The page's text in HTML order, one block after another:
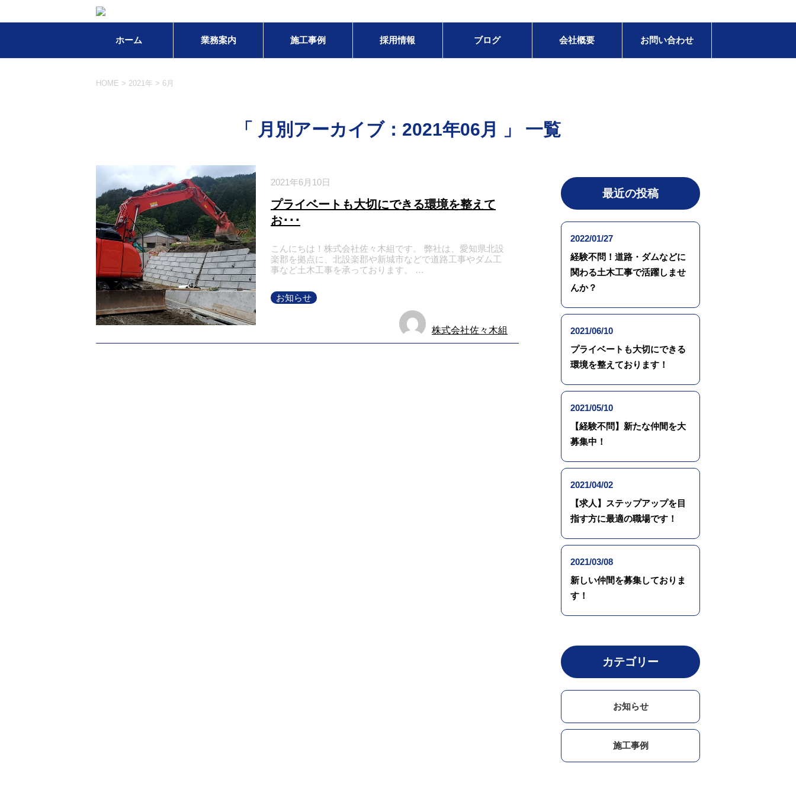
ホーム 業務案内 施工事例 採用情報 ブログ 会社概要 お問い合わせ
HOME > 2021年 > 6月
「 月別アーカイブ：2021年06月 」 一覧
2021年6月10日
プライベートも大切にできる環境を整えて
お･･･
こんにちは！株式会社佐々木組です。 弊社は、愛知県北設
楽郡を拠点に、北設楽郡や新城市などで道路工事やダム工
事など土木工事を承っております。 …
株式会社佐々木組
お知らせ
最近の投稿
2022/01/27
経験不問！道路・ダムなどに
関わる土木工事で活躍しませ
んか？
2021/06/10
プライベートも大切にできる
環境を整えております！
2021/05/10
【経験不問】新たな仲間を大
募集中！
2021/04/02
【求人】ステップアップを目
指す方に最適の職場です！
2021/03/08
新しい仲間を募集しておりま
す！
カテゴリー
お知らせ
施工事例